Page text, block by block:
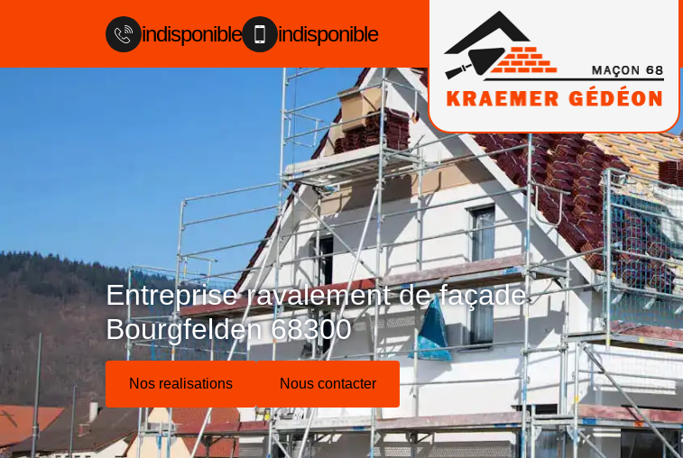
indisponible indisponible
Entreprise ravalement de façade
Bourgfelden 68300
Nos realisations Nous contacter